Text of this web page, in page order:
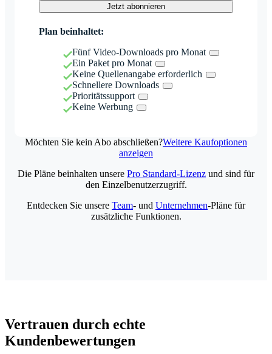
Jetzt abonnieren
Plan beinhaltet:
Fünf Video-Downloads pro Monat
Ein Paket pro Monat
Keine Quellenangabe erforderlich
Schnellere Downloads
Prioritätssupport
Keine Werbung
Möchten Sie kein Abo abschließen?Weitere Kaufoptionen
anzeigen
Die Pläne beinhalten unsere Pro Standard-Lizenz und sind für
den Einzelbenutzerzugriff.
Entdecken Sie unsere Team- und Unternehmen-Pläne für
zusätzliche Funktionen.
Vertrauen durch echte
Kundenbewertungen